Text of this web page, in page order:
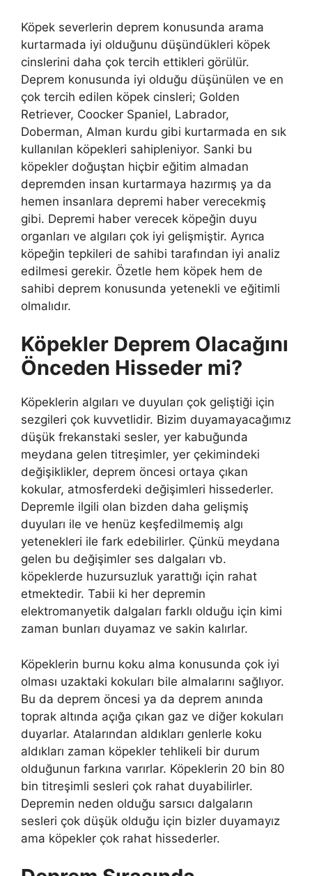
Köpek severlerin deprem konusunda arama
kurtarmada iyi olduğunu düşündükleri köpek
cinslerini daha çok tercih ettikleri görülür.
Deprem konusunda iyi olduğu düşünülen ve en
çok tercih edilen köpek cinsleri; Golden
Retriever, Coocker Spaniel, Labrador,
Doberman, Alman kurdu gibi kurtarmada en sık
kullanılan köpekleri sahipleniyor. Sanki bu
köpekler doğuştan hiçbir eğitim almadan
depremden insan kurtarmaya hazırmış ya da
hemen insanlara depremi haber verecekmiş
gibi. Depremi haber verecek köpeğin duyu
organları ve algıları çok iyi gelişmiştir. Ayrıca
köpeğin tepkileri de sahibi tarafından iyi analiz
edilmesi gerekir. Özetle hem köpek hem de
sahibi deprem konusunda yetenekli ve eğitimli
olmalıdır.
Köpekler Deprem Olacağını
Önceden Hisseder mi?
Köpeklerin algıları ve duyuları çok geliştiği için
sezgileri çok kuvvetlidir. Bizim duyamayacağımız
düşük frekanstaki sesler, yer kabuğunda
meydana gelen titreşimler, yer çekimindeki
değişiklikler, deprem öncesi ortaya çıkan
kokular, atmosferdeki değişimleri hissederler.
Depremle ilgili olan bizden daha gelişmiş
duyuları ile ve henüz keşfedilmemiş algı
yetenekleri ile fark edebilirler. Çünkü meydana
gelen bu değişimler ses dalgaları vb.
köpeklerde huzursuzluk yarattığı için rahat
etmektedir. Tabii ki her depremin
elektromanyetik dalgaları farklı olduğu için kimi
zaman bunları duyamaz ve sakin kalırlar.
Köpeklerin burnu koku alma konusunda çok iyi
olması uzaktaki kokuları bile almalarını sağlıyor.
Bu da deprem öncesi ya da deprem anında
toprak altında açığa çıkan gaz ve diğer kokuları
duyarlar. Atalarından aldıkları genlerle koku
aldıkları zaman köpekler tehlikeli bir durum
olduğunun farkına varırlar. Köpeklerin 20 bin 80
bin titreşimli sesleri çok rahat duyabilirler.
Depremin neden olduğu sarsıcı dalgaların
sesleri çok düşük olduğu için bizler duyamayız
ama köpekler çok rahat hissederler.